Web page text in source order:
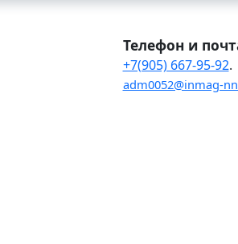
Телефон и
+7(905) 667-95-92.
adm0052@inmag-